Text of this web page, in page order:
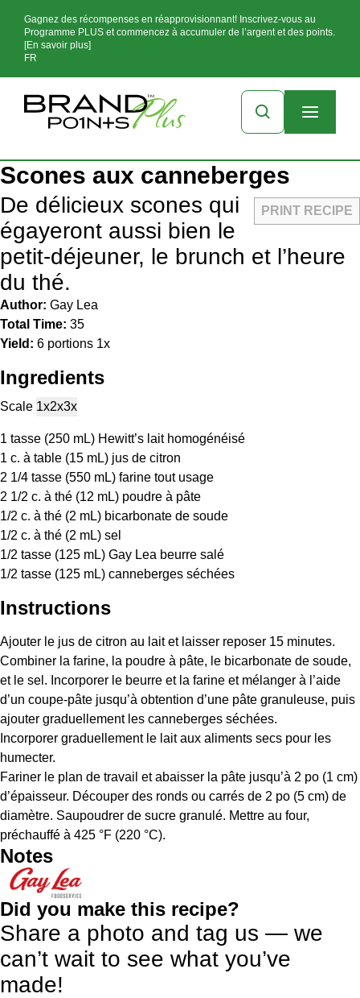
Gagnez des récompenses en réapprovisionnant! Inscrivez-vous au
Programme PLUS et commencez à accumuler de l’argent et des points.
[En savoir plus]
FR
Scones aux canneberges
PRINT RECIPE
De délicieux scones qui
égayeront aussi bien le
petit-déjeuner, le brunch et l’heure
du thé.
Author: Gay Lea
Total Time: 35
Yield: 6 portions 1x
Ingredients
Scale 1x2x3x
1 tasse (250 mL) Hewitt’s lait homogénéisé
1 c. à table (15 mL) jus de citron
2 1/4 tasse (550 mL) farine tout usage
2 1/2 c. à thé (12 mL) poudre à pâte
1/2 c. à thé (2 mL) bicarbonate de soude
1/2 c. à thé (2 mL) sel
1/2 tasse (125 mL) Gay Lea beurre salé
1/2 tasse (125 mL) canneberges séchées
Instructions
Ajouter le jus de citron au lait et laisser reposer 15 minutes.
Combiner la farine, la poudre à pâte, le bicarbonate de soude,
et le sel. Incorporer le beurre et la farine et mélanger à l’aide
d’un coupe-pâte jusqu’à obtention d’une pâte granuleuse, puis
ajouter graduellement les canneberges séchées.
Incorporer graduellement le lait aux aliments secs pour les
humecter.
Fariner le plan de travail et abaisser la pâte jusqu’à 2 po (1 cm)
d’épaisseur. Découper des ronds ou carrés de 2 po (5 cm) de
diamètre. Saupoudrer de sucre granulé. Mettre au four,
préchauffé à 425 °F (220 °C).
Notes
Did you make this recipe?
Share a photo and tag us — we
can’t wait to see what you’ve
made!